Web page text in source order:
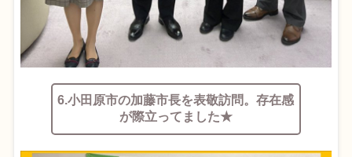
6.小田原市の加藤市長を表敬訪問。存在感
が際立ってました★